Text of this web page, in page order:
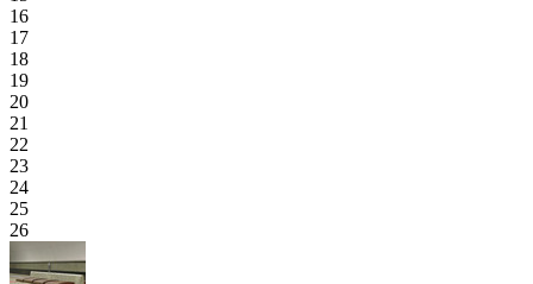
16
17
18
19
20
21
22
23
24
25
26